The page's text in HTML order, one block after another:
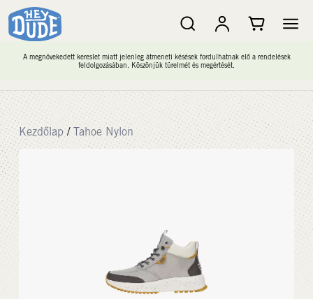
A megnövekedett kereslet miatt jelenleg átmeneti késések fordulhatnak elő a rendelések
feldolgozásában. Köszönjük türelmét és megértését.
Kezdőlap / Tahoe Nylon